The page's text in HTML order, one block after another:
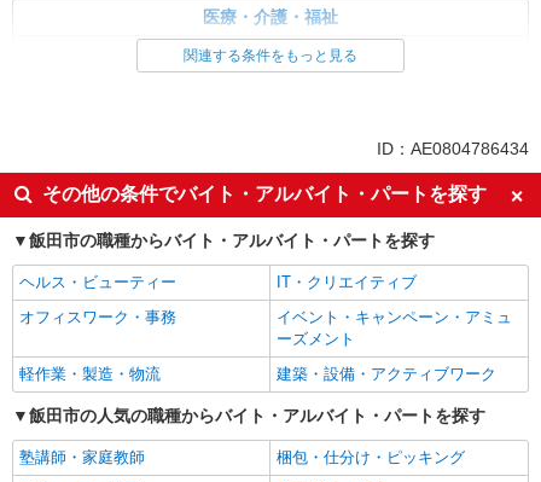
医療・介護・福祉
看護師・保健師・看護助手・助産師
副業・WワークOK
交通費支給
社会保険あり
産休・育休取得実績あり
社員登用あり
関連する条件をもっと見る
ID：AE0804786434
その他の条件でバイト・アルバイト・パートを探す
飯田市の職種からバイト・アルバイト・パートを探す
ヘルス・ビューティー
IT・クリエイティブ
オフィスワーク・事務
イベント・キャンペーン・アミュ
ーズメント
軽作業・製造・物流
建築・設備・アクティブワーク
飯田市の人気の職種からバイト・アルバイト・パートを探す
塾講師・家庭教師
梱包・仕分け・ピッキング